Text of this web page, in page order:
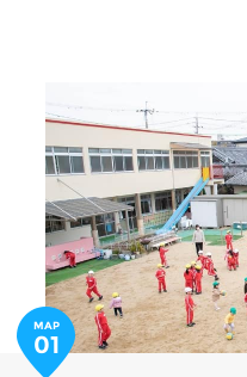
MAP
01